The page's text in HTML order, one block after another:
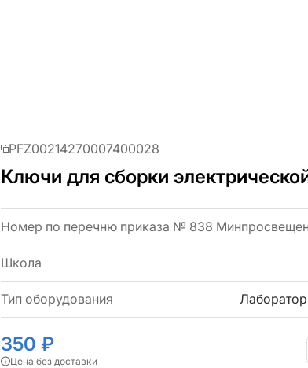
PFZ00214270007400028
Ключи для сборки
Номер по перечню приказа № 838
Школа
Тип оборудования
350 ₽
Цена без доставки